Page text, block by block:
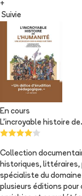
+
Suivie
En cours
L'incroyable histoire
Collection
historiques, littéraires,
spécialiste du
plusieurs éditions